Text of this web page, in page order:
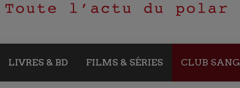
LIVRES & BD FILMS & SÉRIES CLUB SANG